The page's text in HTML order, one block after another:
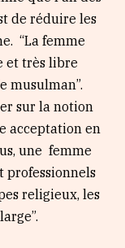
de réduire les
“La femme
et très libre
musulman”.
sur la notion
acceptation en
une femme
professionnels
religieux, les